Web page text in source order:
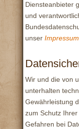
Diensteanbieter
und
unserImpressum.
Wir und die von
unterhalten
Gewährleistung
zum Schutz
Gefahren bei